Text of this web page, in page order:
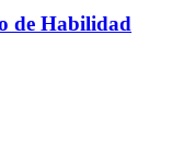
de Habilidad